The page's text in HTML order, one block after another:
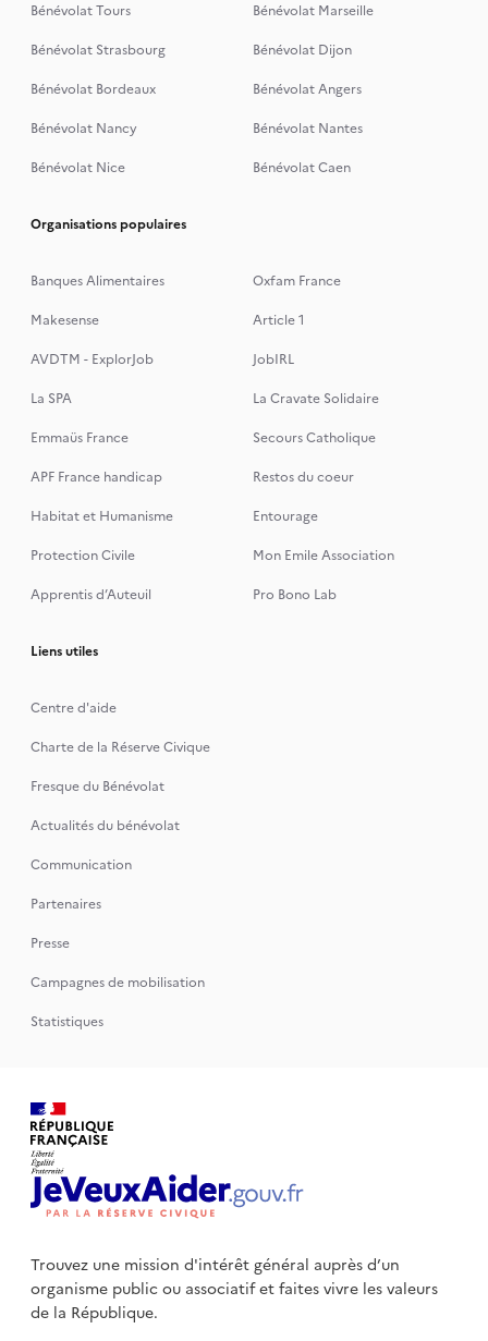
Bénévolat Tours
Bénévolat Marseille
Bénévolat Strasbourg
Bénévolat Dijon
Bénévolat Bordeaux
Bénévolat Angers
Bénévolat Nancy
Bénévolat Nantes
Bénévolat Nice
Bénévolat Caen
Organisations populaires
Banques Alimentaires
Oxfam France
Makesense
Article 1
AVDTM - ExplorJob
JobIRL
La SPA
La Cravate Solidaire
Emmaüs France
Secours Catholique
APF France handicap
Restos du coeur
Habitat et Humanisme
Entourage
Protection Civile
Mon Emile Association
Apprentis d’Auteuil
Pro Bono Lab
Liens utiles
Centre d'aide
Charte de la Réserve Civique
Fresque du Bénévolat
Actualités du bénévolat
Communication
Partenaires
Presse
Campagnes de mobilisation
Statistiques
Trouvez une mission d'intérêt général auprès d’un
organisme publicou associatif et faites vivre les valeurs
de la République.